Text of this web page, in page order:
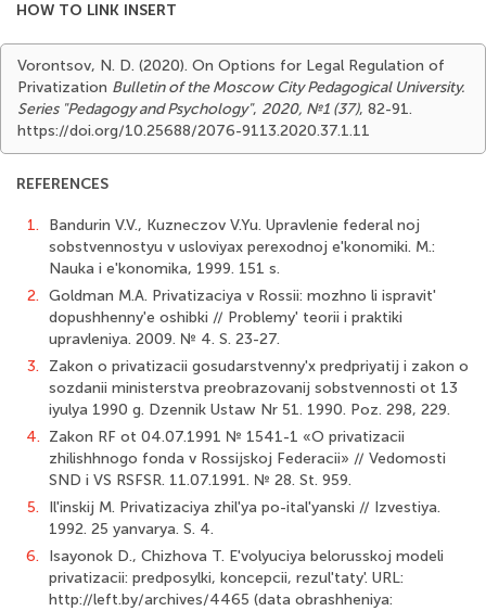
HOW TO LINK INSERT
Vorontsov, N. D. (2020). On Options for Legal Regulation of
Privatization Bulletin of the Moscow City Pedagogical University.
Series "Pedagogy and Psychology", 2020, №1 (37), 82-91.
https://doi.org/10.25688/2076-9113.2020.37.1.11
REFERENCES
1.
Bandurin V.V., Kuzneczov V.Yu. Upravlenie federal noj
sobstvennostyu v usloviyax perexodnoj e'konomiki. M.:
Nauka i e'konomika, 1999. 151 s.
2. Goldman M.A. Privatizaciya v Rossii: mozhno li ispravit'
dopushhenny'e oshibki // Problemy' teorii i praktiki
upravleniya. 2009. № 4. S. 23-27.
3.
Zakon o privatizacii gosudarstvenny'x predpriyatij i zakon o
sozdanii ministerstva preobrazovanij sobstvennosti ot 13
iyulya 1990 g. Dzennik Ustaw Nr 51. 1990. Poz. 298, 229.
4. Zakon RF ot 04.07.1991 № 1541-1 «O privatizacii
zhilishhnogo fonda v Rossijskoj Federacii» // Vedomosti
SND i VS RSFSR. 11.07.1991. № 28. St. 959.
5.
Il'inskij M. Privatizaciya zhil'ya po-ital'yanski // Izvestiya.
1992. 25 yanvarya. S. 4.
6.
Isayonok D., Chizhova T. E'volyuciya belorusskoj modeli
privatizacii: predposylki, koncepcii, rezul'taty'. URL:
http://left.by/archives/4465 (data obrashheniya: